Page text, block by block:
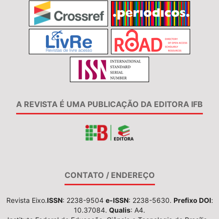
A REVISTA É UMA PUBLICAÇÃO DA EDITORA IFB
CONTATO / ENDEREÇO
Revista Eixo.ISSN: 2238-9504 e-ISSN: 2238-5630. Prefixo DOI:
10.37084. Qualis: A4.